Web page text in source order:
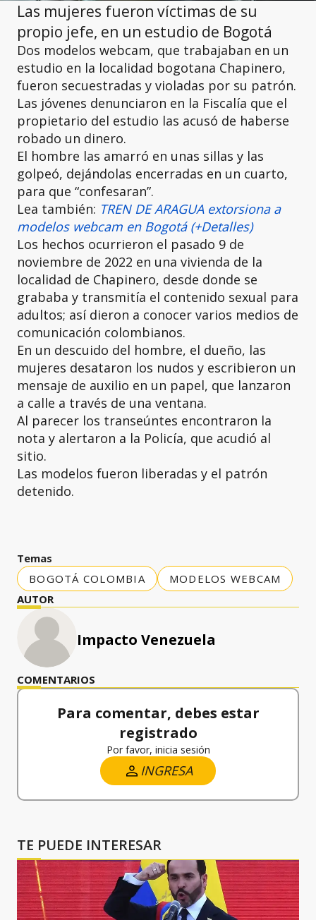
Las mujeres fueron víctimas de su
propio jefe, en un estudio de Bogotá
Dos modelos webcam, que trabajaban en un
estudio en la localidad bogotana Chapinero,
fueron secuestradas y violadas por su patrón.
Las jóvenes denunciaron en la Fiscalía que el
propietario del estudio las acusó de haberse
robado un dinero.
El hombre las amarró en unas sillas y las
golpeó, dejándolas encerradas en un cuarto,
para que “confesaran”.
Lea también: TREN DE ARAGUA extorsiona a
modelos webcam en Bogotá (+Detalles)
Los hechos ocurrieron el pasado 9 de
noviembre de 2022 en una vivienda de la
localidad de Chapinero, desde donde se
grababa y transmitía el contenido sexual para
adultos; así dieron a conocer varios medios de
comunicación colombianos.
En un descuido del hombre, el dueño, las
mujeres desataron los nudos y escribieron un
mensaje de auxilio en un papel, que lanzaron
a calle a través de una ventana.
Al parecer los transeúntes encontraron la
nota y alertaron a la Policía, que acudió al
sitio.
Las modelos fueron liberadas y el patrón
detenido.
Temas
BOGOTÁ COLOMBIA
MODELOS WEBCAM
AUTOR
Impacto Venezuela
COMENTARIOS
Para comentar, debes estar
registrado
Por favor, inicia sesión
INGRESA
TE PUEDE INTERESAR